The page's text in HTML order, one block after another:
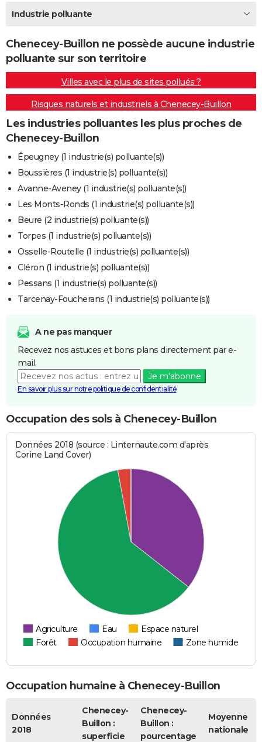
Destinations
City break
Voyage nature
Voyage de noces
Forum
Climat
+PHOTO
GUIDES D'ACHAT
BONS PLANS
CARTE DE VOEUX
Carte de Noël
Carte Bonne année
Carte Saint-Valentin
Carte Pâques
Carte d'anniversaire
DICTIONNAIRE
Dictionnaire
Biographies
Citations
Expressions
Proverbes
PROGRAMME TV
COPAINS D'AVANT
S'inscrire
Se connecter
Lycées
Collèges
Primaires
Universités
Entreprises
Service militaire
Avis de recherche
FORUM
Bricolage
Lifestyle
Culture
Sport
Auto
Television
Voyage
Cinema
Industrie polluante
Chenecey-Buillon ne possède aucune industrie
polluante sur son territoire
Villes avec le plus de sites pollués ?
Risques naturels et industriels à Chenecey-Buillon
Les industries polluantes les plus proches de
Chenecey-Buillon
Épeugney (1 industrie(s) polluante(s))
Boussières (1 industrie(s) polluante(s))
Avanne-Aveney (1 industrie(s) polluante(s))
Les Monts-Ronds (1 industrie(s) polluante(s))
Beure (2 industrie(s) polluante(s))
Torpes (1 industrie(s) polluante(s))
Osselle-Routelle (1 industrie(s) polluante(s))
Cléron (1 industrie(s) polluante(s))
Pessans (1 industrie(s) polluante(s))
Tarcenay-Foucherans (1 industrie(s) polluante(s))
A ne pas manquer
Recevez nos astuces et bons plans directement par e-
mail.
Je m'abonne
En savoir plus sur notre politique de confidentialité
Occupation des sols à Chenecey-Buillon
Données 2018 (source : Linternaute.com d'après
Corine Land Cover)
Agriculture Eau
Espace naturel
Forêt
Occupation humaine Zone humide
Occupation humaine à Chenecey-Buillon
Données
2018
Chenecey-
Buillon :
superficie
Chenecey-
Buillon :
pourcentage
Moyenne
nationale